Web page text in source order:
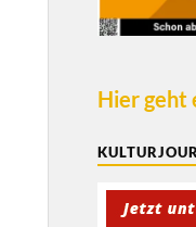
Hier geht